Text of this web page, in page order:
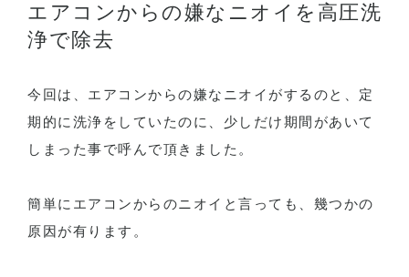
エアコンからの嫌なニオイを高圧洗
浄で除去
今回は、エアコンからの嫌なニオイがするのと、定
期的に洗浄をしていたのに、少しだけ期間があいて
しまった事で呼んで頂きました。
簡単にエアコンからのニオイと言っても、幾つかの
原因が有ります。